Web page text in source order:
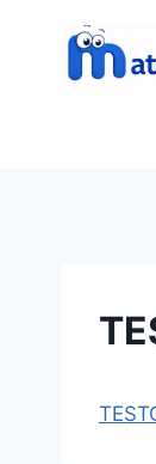
content